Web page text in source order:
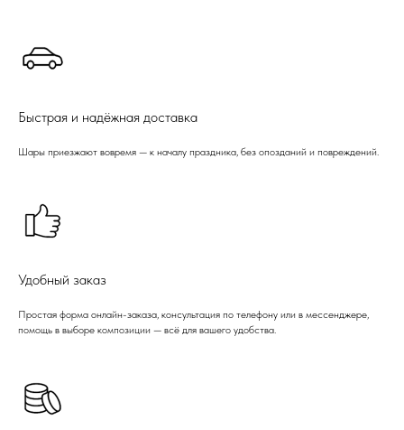
Быстрая и надёжная доставка
Шары приезжают вовремя — к началу праздника, без опозданий и повреждений.
Удобный заказ
Простая форма онлайн-заказа, консультация по телефону или в мессенджере,
помощь в выборе композиции — всё для вашего удобства.